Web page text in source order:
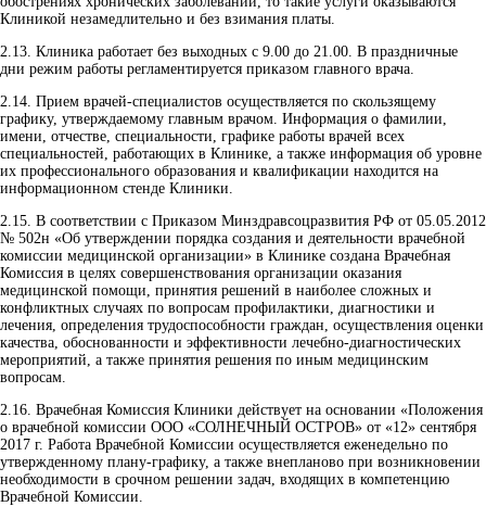
Клиникой незамедлительно и без взимания платы.
2.13. Клиника работает без выходных с 9.00 до 21.00. В праздничные
дни режим работы регламентируется приказом главного врача.
2.14. Прием врачей-специалистов осуществляется по скользящему
графику, утверждаемому главным врачом. Информация о фамилии,
имени, отчестве, специальности, графике работы врачей всех
специальностей, работающих в Клинике, а также информация об уровне
их профессионального образования и квалификации находится на
информационном стенде Клиники.
2.15. В соответствии с Приказом Минздравсоцразвития РФ от 05.05.2012
№ 502н «Об утверждении порядка создания и деятельности врачебной
комиссии медицинской организации» в Клинике создана Врачебная
Комиссия в целях совершенствования организации оказания
медицинской помощи, принятия решений в наиболее сложных и
конфликтных случаях по вопросам профилактики, диагностики и
лечения, определения трудоспособности граждан, осуществления оценки
качества, обоснованности и эффективности лечебно-диагностических
мероприятий, а также принятия решения по иным медицинским
вопросам.
2.16. Врачебная Комиссия Клиники действует на основании «Положения
о врачебной комиссии ООО «СОЛНЕЧНЫЙ ОСТРОВ» от «12» сентября
2017 г. Работа Врачебной Комиссии осуществляется еженедельно по
утвержденному плану-графику, а также внепланово при возникновении
необходимости в срочном решении задач, входящих в компетенцию
Врачебной Комиссии.